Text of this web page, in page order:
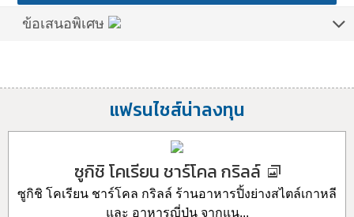
ข้อเสนอพิเศษ
แฟรนไชส์น่าลงทุน
ซูกิชิ โคเรียน ชาร์โคล กริลล์
ซูกิชิ โคเรียน ชาร์โคล กริลล์ ร้านอาหารปิ้งย่างสไตล์เกาหลี
และ อาหารญี่ปุ่น จากแน...